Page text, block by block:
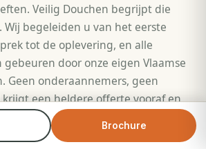
Brochure
Veilig Douchen begrijpt die
begeleiden u van het eerste
tot de oplevering, en alle
door onze eigen Vlaamse
Geen onderaannemers, geen
krijgt een heldere offerte vooraf en
over planning en uitvoering.
wij specifiek voor inwoners van
Brochure